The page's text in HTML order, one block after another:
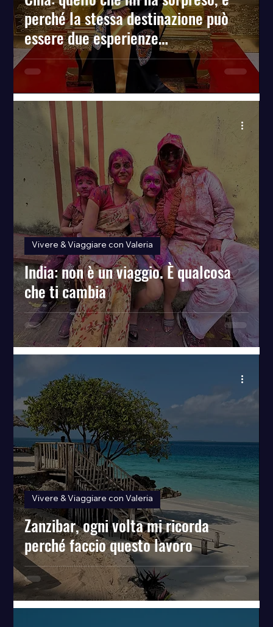
perché la stessa destinazione può
essere due esperienze
completamente diverse
India: non è un viaggio. È qualcosa
che ti cambia
Vivere & Viaggiare con Valeria
Zanzibar, ogni volta mi ricorda
perché faccio questo lavoro
Vivere & Viaggiare con Valeria